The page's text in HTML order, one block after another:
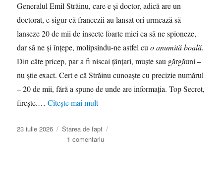
Generalul Emil Străinu, care e și doctor, adică are un
doctorat, e sigur că francezii au lansat ori urmează să
lanseze 20 de mii de insecte foarte mici ca să ne spioneze,
dar să ne și înțepe, molipsindu-ne astfel cuo anumită boală.
Din câte pricep, par a fi niscai țânțari, muște sau gărgăuni –
nu știe exact. Cert e că Străinu cunoaște cu precizie numărul
– 20 de mii, fără a spune de unde are informația. Top Secret,
firește.…Citește mai mult
Publicat
23 iulie 2026 Categorii
Starea de fapt
1 comentariula